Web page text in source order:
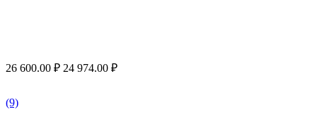
26 600.00 ₽ 24 974.00 ₽
(9)